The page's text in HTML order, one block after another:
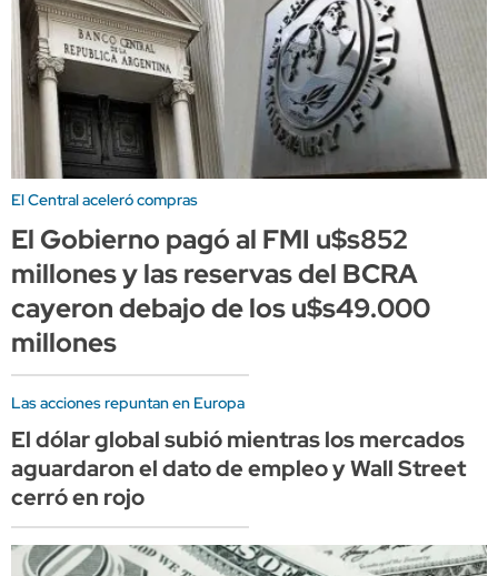
El Central aceleró compras
El Gobierno pagó al FMI u$s852
millones y las reservas del BCRA
cayeron debajo de los u$s49.000
millones
Las acciones repuntan en Europa
El dólar global subió mientras los mercados
aguardaron el dato de empleo y Wall Street
cerró en rojo